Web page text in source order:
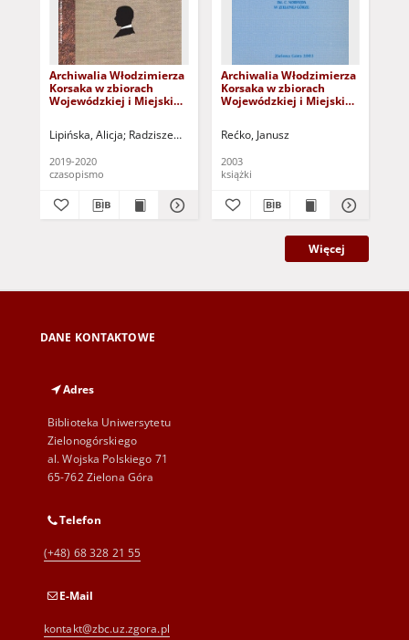
Archiwalia Włodzimierza
Korsaka w zbiorach
Wojewódzkiej i Miejskiej
Zielonej Górze. Część
Lipińska, Alicja Radziszewska, Maria
2019-2020
czasopismo
Archiwalia Włodzimierza
Korsaka w zbiorach
Wojewódzkiej i Miejskiej
Górze
Rećko, Janusz
2003
książki
Więcej
DANE KONTAKTOWE
Adres
Biblioteka Uniwersytetu
Zielonogórskiego
al. Wojska Polskiego 71
65-762 Zielona Góra
Telefon
(+48) 68 328 21 55
E-Mail
kontakt@zbc.uz.zgora.pl